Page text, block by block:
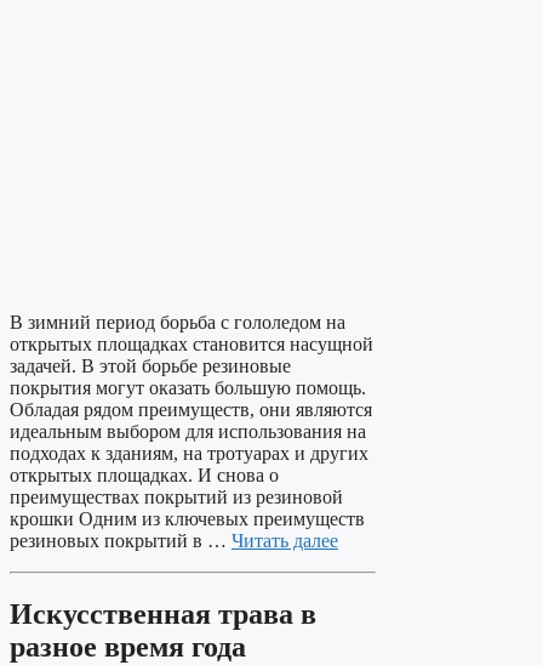
В зимний период борьба с гололедом на
открытых площадках становится насущной
задачей. В этой борьбе резиновые
покрытия могут оказать большую помощь.
Обладая рядом преимуществ, они являются
идеальным выбором для использования на
подходах к зданиям, на тротуарах и других
открытых площадках. И снова о
преимуществах покрытий из резиновой
крошки Одним из ключевых преимуществ
резиновых покрытий в … Читать далее
Искусственная трава в
разное время года